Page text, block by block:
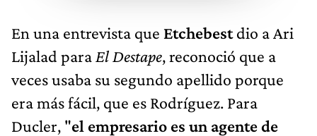
En una entrevista que Etchebestdio a Ari
Lijalad para El Destape, reconoció que a
veces usaba su segundo apellido porque
era más fácil, que es Rodríguez. Para
Ducler, "el empresario es un agente de